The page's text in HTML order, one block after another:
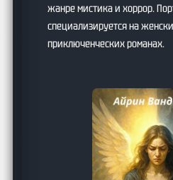
жанре мистика и хоррор.
специализируется на
приключенческих романах.